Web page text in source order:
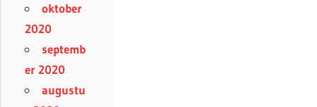
oktober
2020
septemb
er 2020
augustu